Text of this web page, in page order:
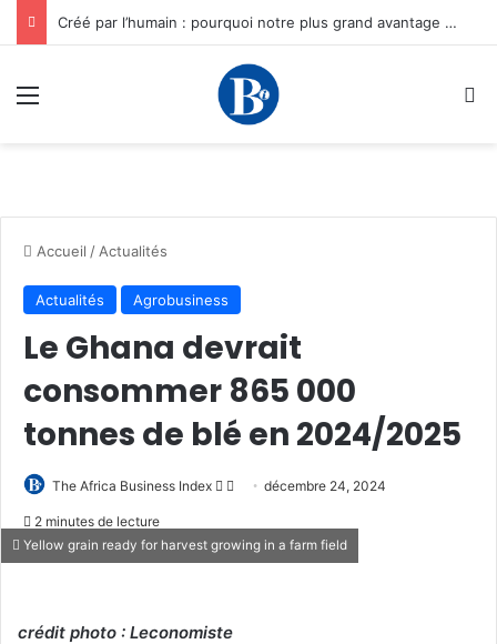
Créé par l’humain : pourquoi notre plus grand avantage à l’ère de l’IA reste humain, par Edward Tatchim
Menu
Accueil / Actualités
Actualités Agrobusiness
Le Ghana devrait
consommer 865 000
tonnes de blé en 2024/2025
The Africa Business Index
Follow
X
Envoyer
courriel
décembre 24, 2024
2 minutes de lecture
Yellow grain ready for harvest growing in a farm field
crédit photo : Leconomiste